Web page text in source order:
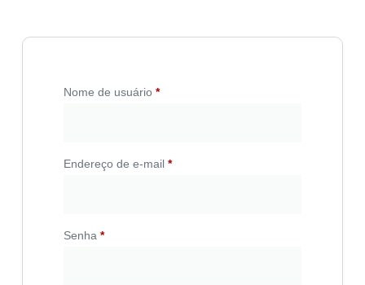
Nome de usuário *
Endereço de e-mail *
Senha *